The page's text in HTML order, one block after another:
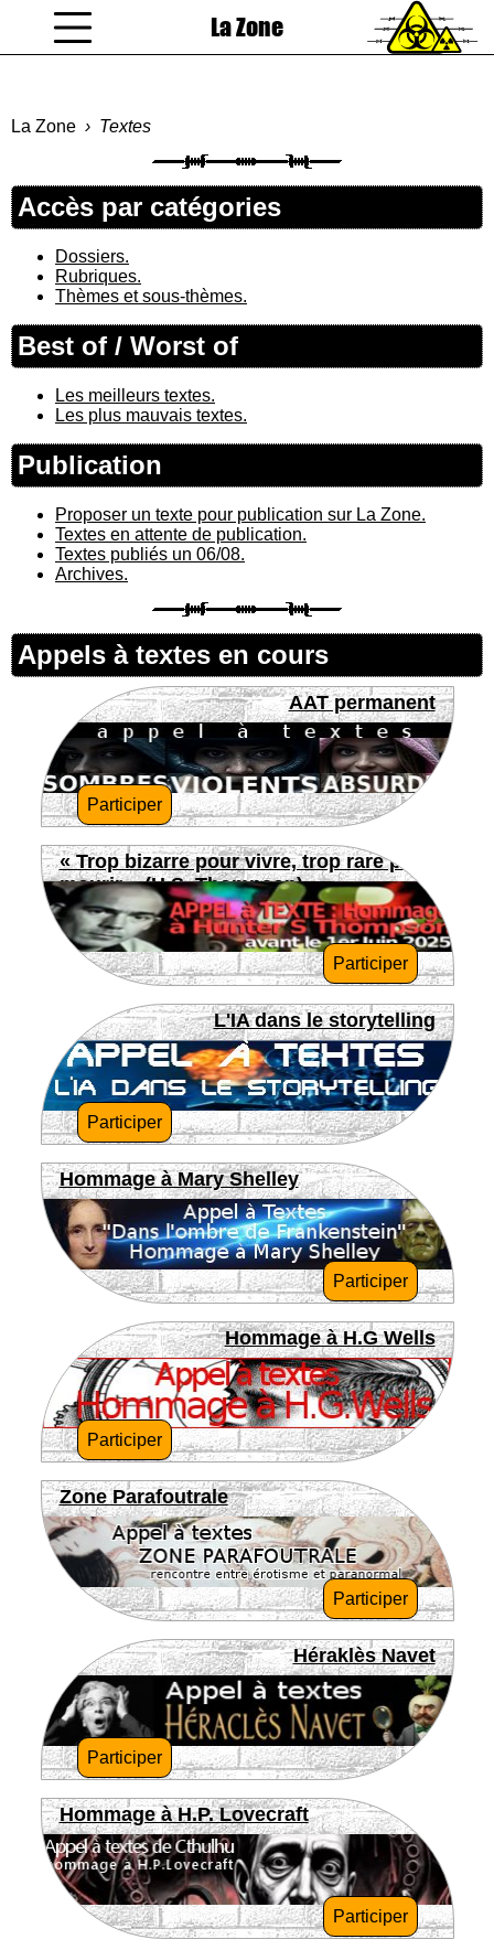
La Zone
La Zone Textes
Accès par catégories
Dossiers.
Rubriques.
Thèmes et sous-thèmes.
Best of / Worst of
Les meilleurs textes.
Les plus mauvais textes.
Publication
Proposer un texte pour publication sur La Zone.
Textes en attente de publication.
Textes publiés un 06/08.
Archives.
Appels à textes en cours
AAT permanent
Participer
« Trop bizarre pour vivre, trop rare pour
mourir » (H.S. Thompson)
Participer
L'IA dans le storytelling
Participer
Hommage à Mary Shelley
Participer
Hommage à H.G Wells
Participer
Zone Parafoutrale
Participer
Héraklès Navet
Participer
Hommage à H.P. Lovecraft
Participer